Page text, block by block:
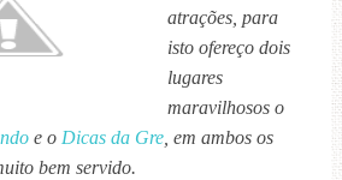
atrações, para
isto ofereço dois
lugares
maravilhosos o
e o Dicas da Gre, em ambos os
bem servido.